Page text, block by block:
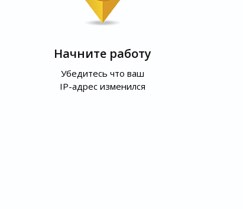
Начните работу
Убедитесь что ваш
IP-адрес изменился